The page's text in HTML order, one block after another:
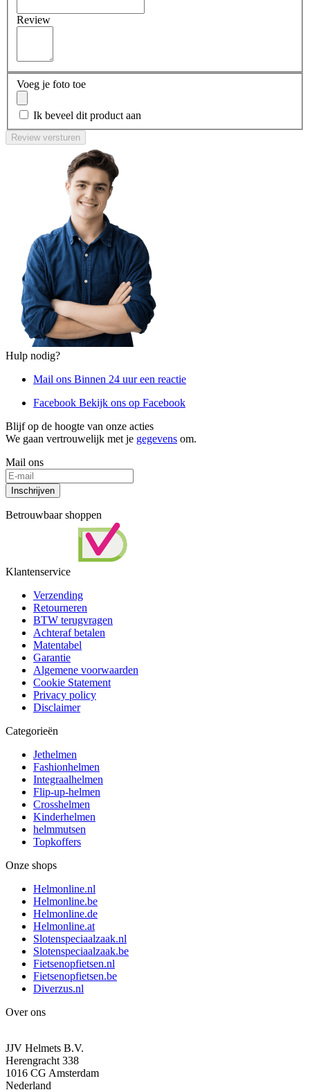
Review
Voeg je foto toe
Ik beveel dit product aan
Review versturen
Hulp nodig?
Mail ons Binnen 24 uur een reactie
Facebook Bekijk ons op Facebook
Blijf op de hoogte van onze acties
We gaan vertrouwelijk met je gegevens om.
Mail ons
Inschrijven
Betrouwbaar shoppen
Klantenservice
Verzending
Retourneren
BTW terugvragen
Achteraf betalen
Matentabel
Garantie
Algemene voorwaarden
Cookie Statement
Privacy policy
Disclaimer
Categorieën
Jethelmen
Fashionhelmen
Integraalhelmen
Flip-up-helmen
Crosshelmen
Kinderhelmen
helmmutsen
Topkoffers
Onze shops
Helmonline.nl
Helmonline.be
Helmonline.de
Helmonline.at
Slotenspeciaalzaak.nl
Slotenspeciaalzaak.be
Fietsenopfietsen.nl
Fietsenopfietsen.be
Diverzus.nl
Over ons
JJV Helmets B.V.
Herengracht 338
1016 CG Amsterdam
Nederland